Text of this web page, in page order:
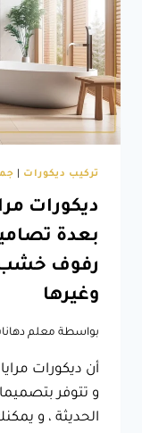
تركيب ديكورات
ديكورات
بعدة
رفوف خشب
وغيرها
بواسطة معلم
أن ديكورات
و تتوفر
الحديثة ، و